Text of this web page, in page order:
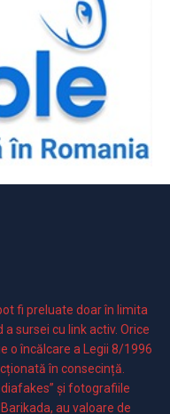
fi preluate doar în limita
sursei cu link activ. Orice
o încălcare a Legii 8/1996
în consecință.
și fotografiile
au valoare de